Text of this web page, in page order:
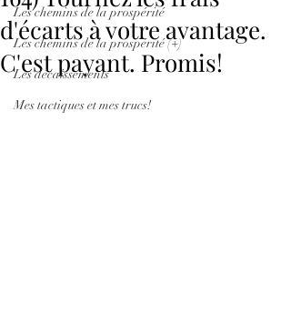
Les chemins de la prospérité
Les chemins de la prospérité (+)
Les décaissements
Mes tactiques et mes trucs!
d'écarts à votre avantage.
C'est payant. Promis!